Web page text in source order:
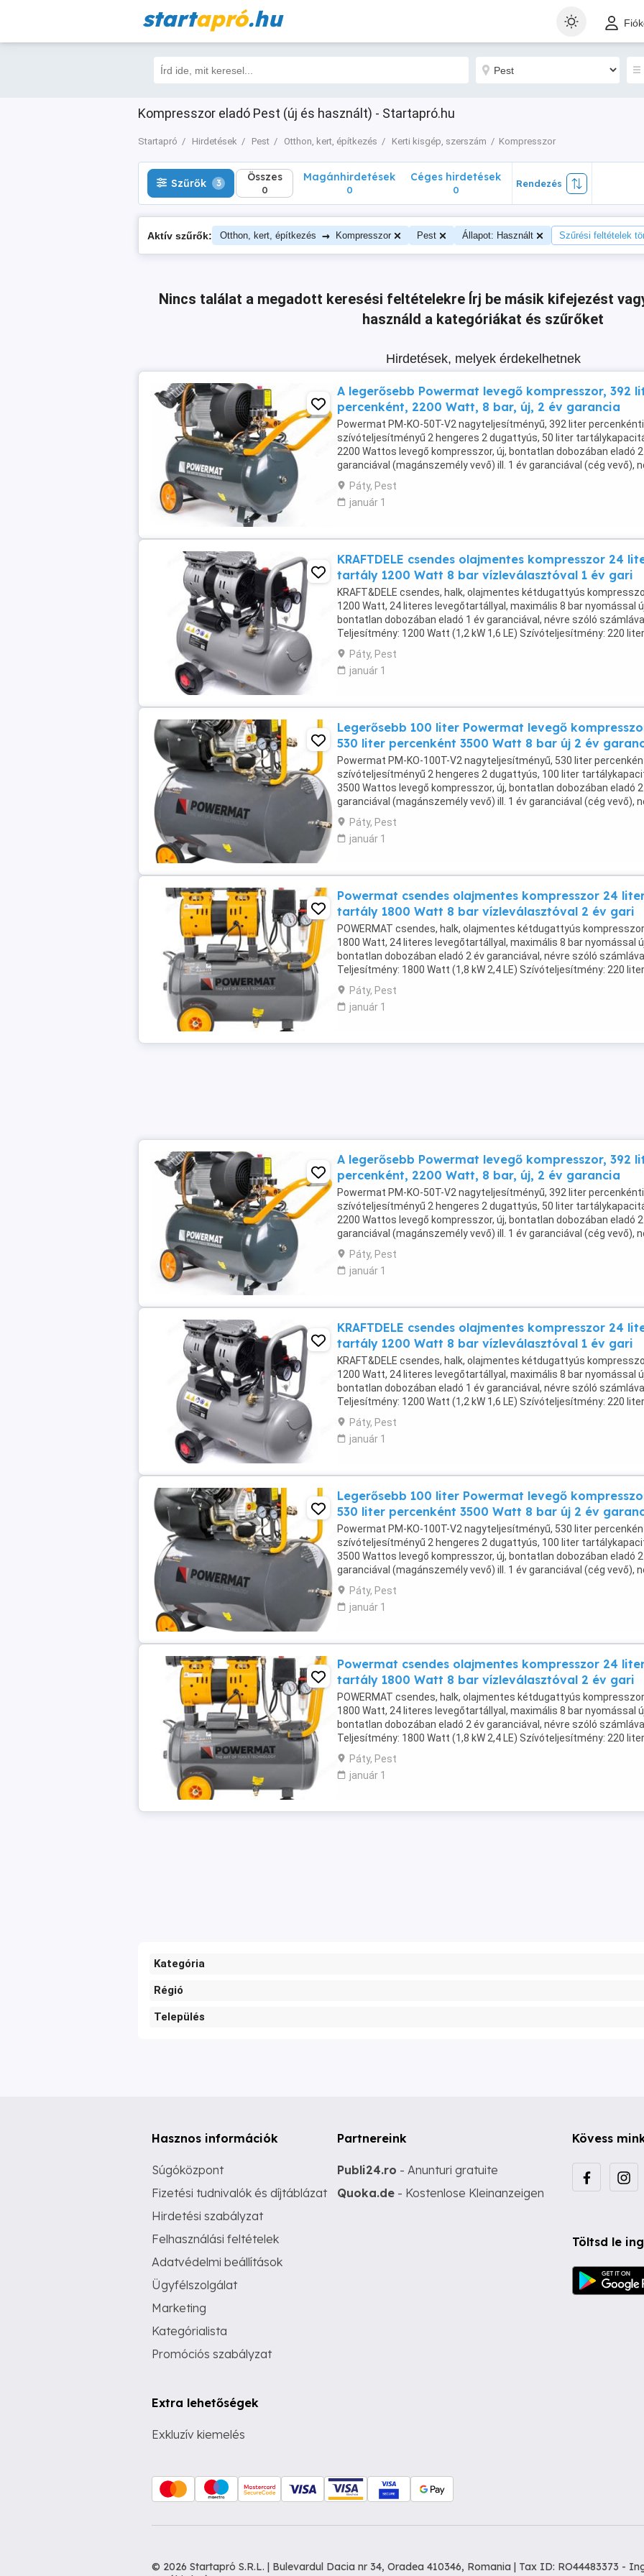
startapró.hu
Kompresszor eladó Pest (új és használt) - Startapró.hu
Startapró Hirdetések Pest Otthon, kert, építkezés Kerti kisgép, szerszám Kompresszor
Szűrők 3 Összes
0
Szűrők 3 Összes
0
Magánhirdetések
0
Céges hirdetések
0
Rendezés
Aktív szűrők: Otthon, kert, építkezés → Kompresszor Pest Állapot: Használt Szűrési feltételek
Nincs találat a megadott keresési feltételekre Írj be másik kifejezést
használd a kategóriákat és szűrőket
Hirdetések, melyek érdekelhetnek
A legerősebb Powermat levegő kompresszor, 392
percenként, 2200 Watt, 8 bar, új, 2 év garancia
Powermat PM-KO-50T-V2 nagyteljesítményű, 392 liter percenkénti
szívóteljesítményű 2 hengeres 2 dugattyús, 50 liter
2200 Wattos levegő kompresszor, új, bontatlan dobozában eladó
garanciával (magánszemély vevő) ill. 1 év garanciával (cég vevő),
szóló számlával. Technikai adatok: Márka: ...
Páty, Pest
január 1
KRAFTDELE csendes olajmentes kompresszor 24
tartály 1200 Watt 8 bar vízleválasztóval 1 év gari
KRAFT&DELE csendes, halk, olajmentes kétdugattyús
1200 Watt, 24 literes levegőtartállyal, maximális 8 bar nyomással
bontatlan dobozában eladó 1 év garanciával, névre szóló számlával.
Teljesítmény: 1200 Watt (1,2 kW 1,6 LE) Szívóteljesítmény: 220 liter
percenként Fokozatmentesen állítható ...
Páty, Pest
január 1
Legerősebb 100 liter Powermat levegő
530 liter percenként 3500 Watt 8 bar új 2 év
Powermat PM-KO-100T-V2 nagyteljesítményű, 530 liter
szívóteljesítményű 2 hengeres 2 dugattyús, 100 liter
3500 Wattos levegő kompresszor, új, bontatlan dobozában eladó
garanciával (magánszemély vevő) ill. 1 év garanciával (cég vevő),
szóló számlával. Technikai ...
Páty, Pest
január 1
Powermat csendes olajmentes kompresszor 24
tartály 1800 Watt 8 bar vízleválasztóval 2 év gari
POWERMAT csendes, halk, olajmentes kétdugattyús
1800 Watt, 24 literes levegőtartállyal, maximális 8 bar nyomással
bontatlan dobozában eladó 2 év garanciával, névre szóló számlával.
Teljesítmény: 1800 Watt (1,8 kW 2,4 LE) Szívóteljesítmény: 220 liter
percenként Fokozatmentesen állítható ...
Páty, Pest
január 1
A legerősebb Powermat levegő kompresszor, 392
percenként, 2200 Watt, 8 bar, új, 2 év garancia
Powermat PM-KO-50T-V2 nagyteljesítményű, 392 liter percenkénti
szívóteljesítményű 2 hengeres 2 dugattyús, 50 liter
2200 Wattos levegő kompresszor, új, bontatlan dobozában eladó
garanciával (magánszemély vevő) ill. 1 év garanciával (cég vevő),
szóló számlával. Technikai adatok: Márka: ...
Páty, Pest
január 1
KRAFTDELE csendes olajmentes kompresszor 24
tartály 1200 Watt 8 bar vízleválasztóval 1 év gari
KRAFT&DELE csendes, halk, olajmentes kétdugattyús
1200 Watt, 24 literes levegőtartállyal, maximális 8 bar nyomással
bontatlan dobozában eladó 1 év garanciával, névre szóló számlával.
Teljesítmény: 1200 Watt (1,2 kW 1,6 LE) Szívóteljesítmény: 220 liter
percenként Fokozatmentesen állítható ...
Páty, Pest
január 1
Legerősebb 100 liter Powermat levegő
530 liter percenként 3500 Watt 8 bar új 2 év
Powermat PM-KO-100T-V2 nagyteljesítményű, 530 liter
szívóteljesítményű 2 hengeres 2 dugattyús, 100 liter
3500 Wattos levegő kompresszor, új, bontatlan dobozában eladó
garanciával (magánszemély vevő) ill. 1 év garanciával (cég vevő),
szóló számlával. Technikai ...
Páty, Pest
január 1
Powermat csendes olajmentes kompresszor 24
tartály 1800 Watt 8 bar vízleválasztóval 2 év gari
POWERMAT csendes, halk, olajmentes kétdugattyús
1800 Watt, 24 literes levegőtartállyal, maximális 8 bar nyomással
bontatlan dobozában eladó 2 év garanciával, névre szóló számlával.
Teljesítmény: 1800 Watt (1,8 kW 2,4 LE) Szívóteljesítmény: 220 liter
percenként Fokozatmentesen állítható ...
Páty, Pest
január 1
Kategória
Régió
Település
Hasznos információk
Súgóközpont
Fizetési tudnivalók és díjtáblázat
Hirdetési szabályzat
Felhasználási feltételek
Adatvédelmi beállítások
Ügyfélszolgálat
Marketing
Kategórialista
Promóciós szabályzat
Extra lehetőségek
Exkluzív kiemelés
Partnereink
Publi24.ro - Anunturi gratuite
Quoka.de - Kostenlose Kleinanzeigen
Kövess
Töltsd le
© 2026 Startapró S.R.L. | Bulevardul Dacia nr 34, Oradea 410346, Romania | Tax ID: RO44483373 -